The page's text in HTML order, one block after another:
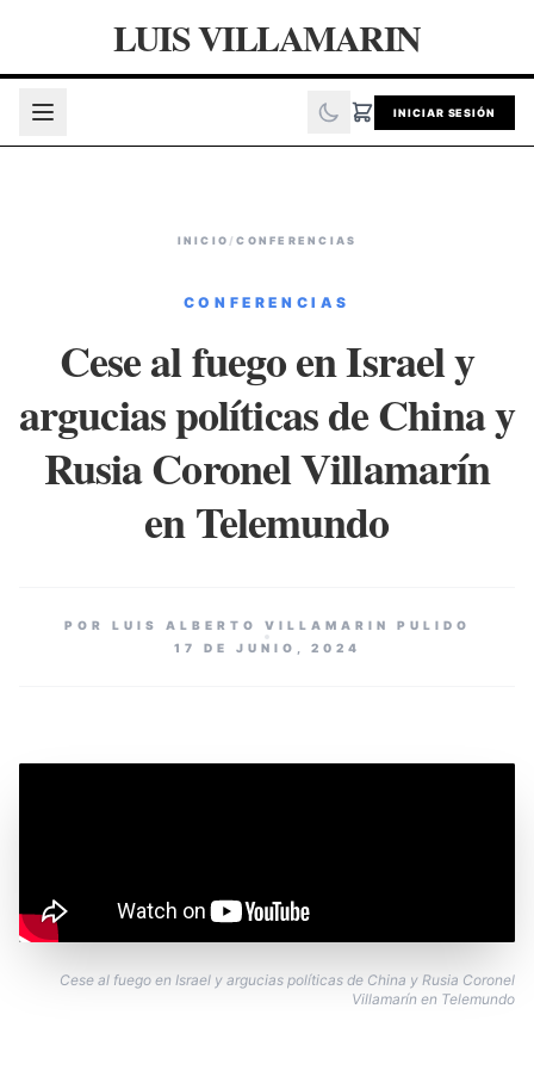
LUIS VILLAMARIN
INICIAR SESIÓN
INICIO /CONFERENCIAS
CONFERENCIAS
Cese al fuego en Israel y
argucias políticas de China y
Rusia Coronel Villamarín
en Telemundo
POR LUIS ALBERTO VILLAMARIN PULIDO
17 DE JUNIO, 2024
Cese al fuego en Israel y argucias políticas de China y Rusia Coronel
Villamarín en Telemundo